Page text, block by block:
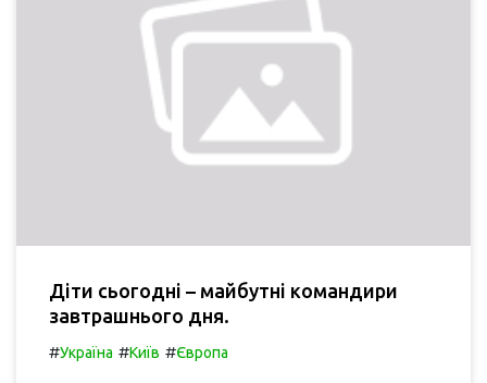
Діти сьогодні – майбутні командири
завтрашнього дня.
#Україна #Київ #Європа